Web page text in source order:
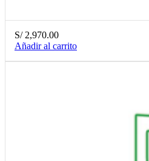
S/2,970.00
Añadir al carrito